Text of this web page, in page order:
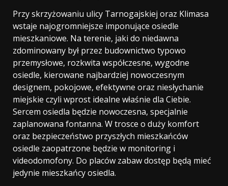
Przy skrzyżowaniu ulicy Tarnogajskiej oraz Klimasa
wstaje najogromniejsze imponujące osiedle
mieszkaniowe. Na terenie, jaki do niedawna
zdominowany był przez budownictwo typowo
przemysłowe, rozkwita współczesne, wygodne
osiedle, kierowane najbardziej nowoczesnym
designem, pokojowe, efektywne oraz niesłychanie
miejskie czyli wprost idealne właśnie dla Ciebie.
Sercem osiedla będzie nowoczesna, specjalnie
zaplanowana fontanna. W trosce o duży komfort
oraz bezpieczeństwo przyszłych mieszkańców
osiedle zaopatrzone będzie w monitoring i
videodomofony. Do placów zabaw dostęp będą mieć
jedynie mieszkańcy osiedla.